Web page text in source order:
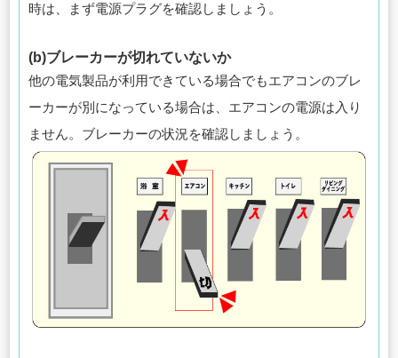
時は、まず電源プラグを確認しましょう。
(b)ブレーカーが切れていないか
他の電気製品が利用できている場合でもエアコンのブレ
ーカーが別になっている場合は、エアコンの電源は入り
ません。ブレーカーの状況を確認しましょう。